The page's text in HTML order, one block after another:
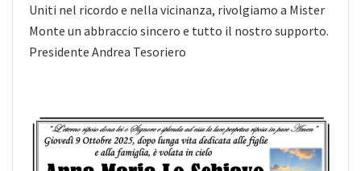
Uniti nel ricordo e nella vicinanza, rivolgiamo a Mister
Monte un abbraccio sincero e tutto il nostro supporto.
Presidente Andrea Tesoriero